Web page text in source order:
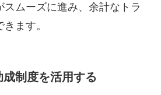
スムーズに進み、余計なトラ
ます。
制度を活用する